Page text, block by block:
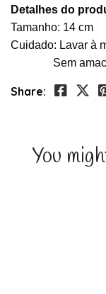
Detalhes do
Tamanho: 14 cm
Cuidado: Lavar à
Sem
Share:
You